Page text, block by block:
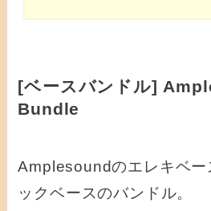
[ベースバンドル]
Bundle
Amplesoundのエレキベー
ックベースのバンドル。